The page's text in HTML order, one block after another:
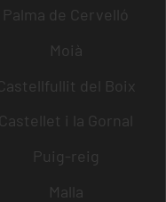
Palma de Cervelló
Moià
Castellfullit del Boix
Castellet i la Gornal
Puig-reig
Malla